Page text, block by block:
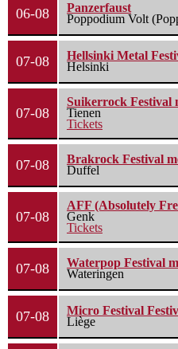
06-08
Panzerfaust
Poppodium Volt
07-08
Hellsinki Metal
Helsinki
07-08
Suikerrock Festival
Tienen
Tickets
07-08
Brakrock Festival
Duffel
07-08
AFF (Absolutely
Genk
Tickets
07-08
Waterpop Festival
Wateringen
07-08
Micro Festival
Liège